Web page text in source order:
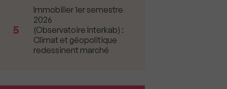
5
Immobilier 1er semestre
2026
(Observatoire Interkab) :
Climat et géopolitique
redessinent marché